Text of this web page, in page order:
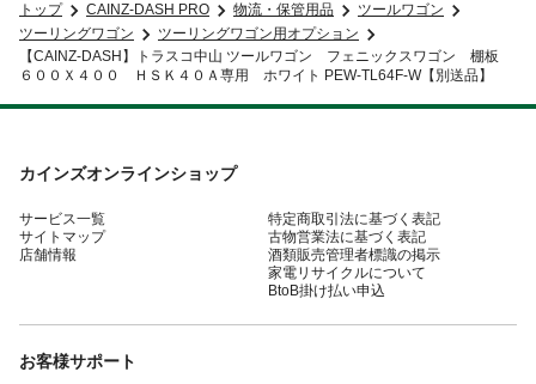
トップ CAINZ-DASH PRO 物流・保管用品
ツールワゴン
ツーリングワゴン
ツーリングワゴン用オプション
【CAINZ-DASH】トラスコ中山 ツールワゴン フェニックスワゴン 棚板
６００Ｘ４００ ＨＳＫ４０Ａ専用 ホワイト PEW-TL64F-W【別送品】
カインズオンラインショップ
サービス一覧
サイトマップ
店舗情報
特定商取引法に基づく表記
古物営業法に基づく表記
酒類販売管理者標識の掲示
家電リサイクルについて
BtoB掛け払い申込
お客様サポート